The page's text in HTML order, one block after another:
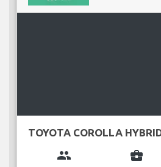
TOYOTA COROLLA
group business_center